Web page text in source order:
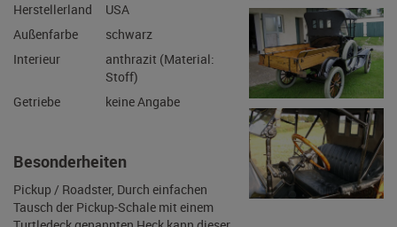
Pickup
Herstellerland
USA
Außenfarbe
schwarz
Interieur
anthrazit (Material:
Stoff)
Besonderheiten